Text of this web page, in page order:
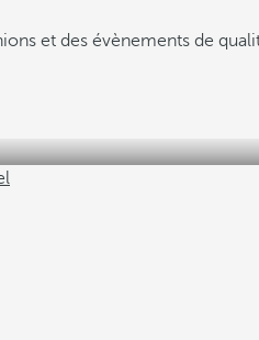
et des évènements de